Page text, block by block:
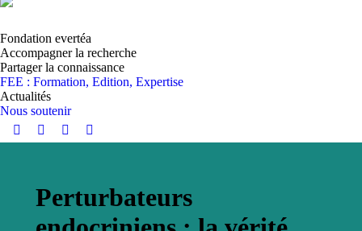
Fondation evertéa
Accompagner la recherche
Partager la connaissance
FEE : Formation, Edition, Expertise
Actualités
Nous soutenir
Instagram
new
window
YouTube
in
new
window
LinkedIn
in
new
window
Facebook
in
new
window
Perturbateurs